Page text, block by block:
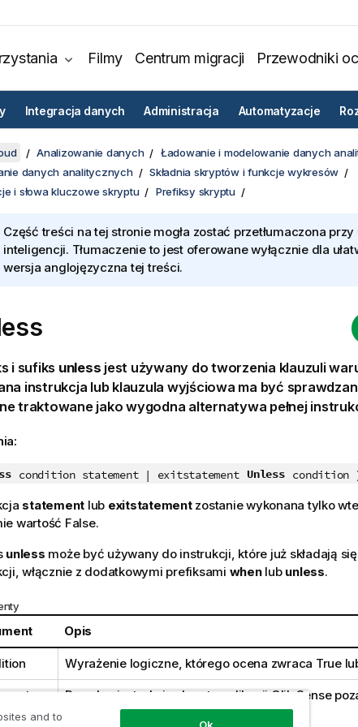
Filmy Centrum migracji Przewodniki
Integracja danych Administracja Automatyzacje
Analizowanie danych
Ładowanie i modelowanie danych
danych analitycznych
Składnia skryptów i funkcje wykresów
i słowa kluczowe skryptu
Prefiksy skryptu
Część treści na tej stronie mogła zostać przetłumaczona
inteligencji. Tłumaczenie to jest oferowane wyłącznie dla
wersja anglojęzyczna tej treści.
i sufiks unless jest używany do tworzenia klauzuli
instrukcja lub klauzula wyjściowa ma być
traktowane jako wygodna alternatywa pełnej
condition statement | exitstatement Unless condition
statement lub exitstatementzostanie wykonana tylko
wartość False.
unless może być używany do instrukcji, które już składają
włącznie z dodatkowymi prefiksami whenlub unless.
Opis
Wyrażenie logiczne, którego ocena zwraca True
Dowolna instrukcja skryptu aplikacjiQlik Sense
sterowania.
and to